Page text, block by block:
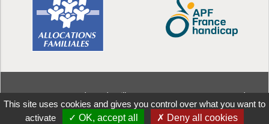
MDPH37 - 38 rue Edouard Vaillant CS 14233 - 37042 Tours Cedex
1 - tél : 02 47 75 26 66
Mentions
Politique de
Plan de
Accessibilité :
This site uses cookies and gives you control over what you want to
activate
✓ OK, accept all ✗ Deny all cookies